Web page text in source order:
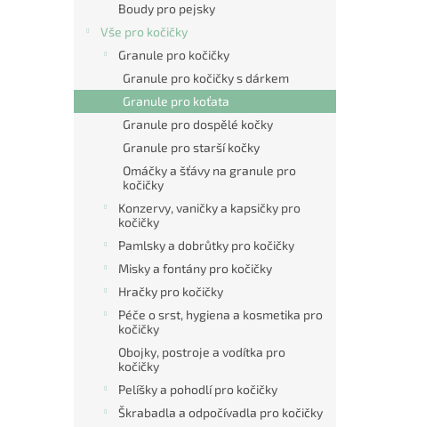
Boudy pro pejsky
Vše pro kočičky
Granule pro kočičky
Granule pro kočičky s dárkem
Granule pro koťata
Granule pro dospělé kočky
Granule pro starší kočky
Omáčky a šťávy na granule pro
kočičky
Konzervy, vaničky a kapsičky pro
kočičky
Pamlsky a dobrůtky pro kočičky
Misky a fontány pro kočičky
Hračky pro kočičky
Péče o srst, hygiena a kosmetika pro
kočičky
Obojky, postroje a vodítka pro
kočičky
Pelíšky a pohodlí pro kočičky
Škrabadla a odpočívadla pro kočičky